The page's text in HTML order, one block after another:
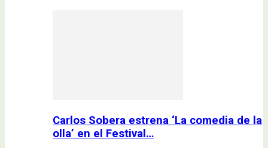
Carlos Sobera estrena ‘La comedia de la
olla’ en el Festival…